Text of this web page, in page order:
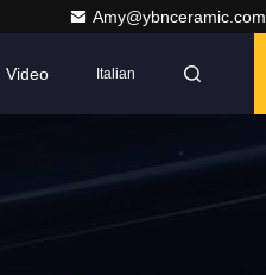
Amy@ybnceramic.com
Video Italian